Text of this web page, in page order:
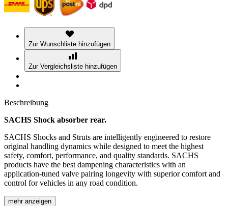
Zur Wunschliste hinzufügen
Zur Vergleichsliste hinzufügen
Beschreibung
SACHS Shock absorber rear.
SACHS Shocks and Struts are intelligently engineered to restore
original handling dynamics while designed to meet the highest
safety, comfort, performance, and quality standards. SACHS
products have the best dampening characteristics with an
application-tuned valve pairing longevity with superior comfort and
control for vehicles in any road condition.
mehr anzeigen